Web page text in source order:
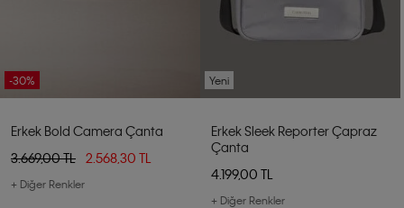
-30%
Erkek Bold Camera Çanta
3.669,00 TL
2.568,30 TL
+ Diğer Renkler
Yeni
Erkek Sleek Reporter Çapraz
Çanta
4.199,00 TL
+ Diğer Renkler